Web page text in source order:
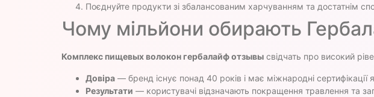
Поєднуйте продукти зі збалансованим харчуванням та достатнім
Чому мільйони обирають
Комплекс пищевых волокон гербалайф отзывы свідчать про високий
Довіра — бренд існує понад 40 років і має міжнародні сертифікації
Результати — користувачі відзначають покращення травлення та